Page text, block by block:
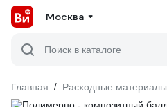
Москва
Поиск в каталоге
Главная / Расходные материалы